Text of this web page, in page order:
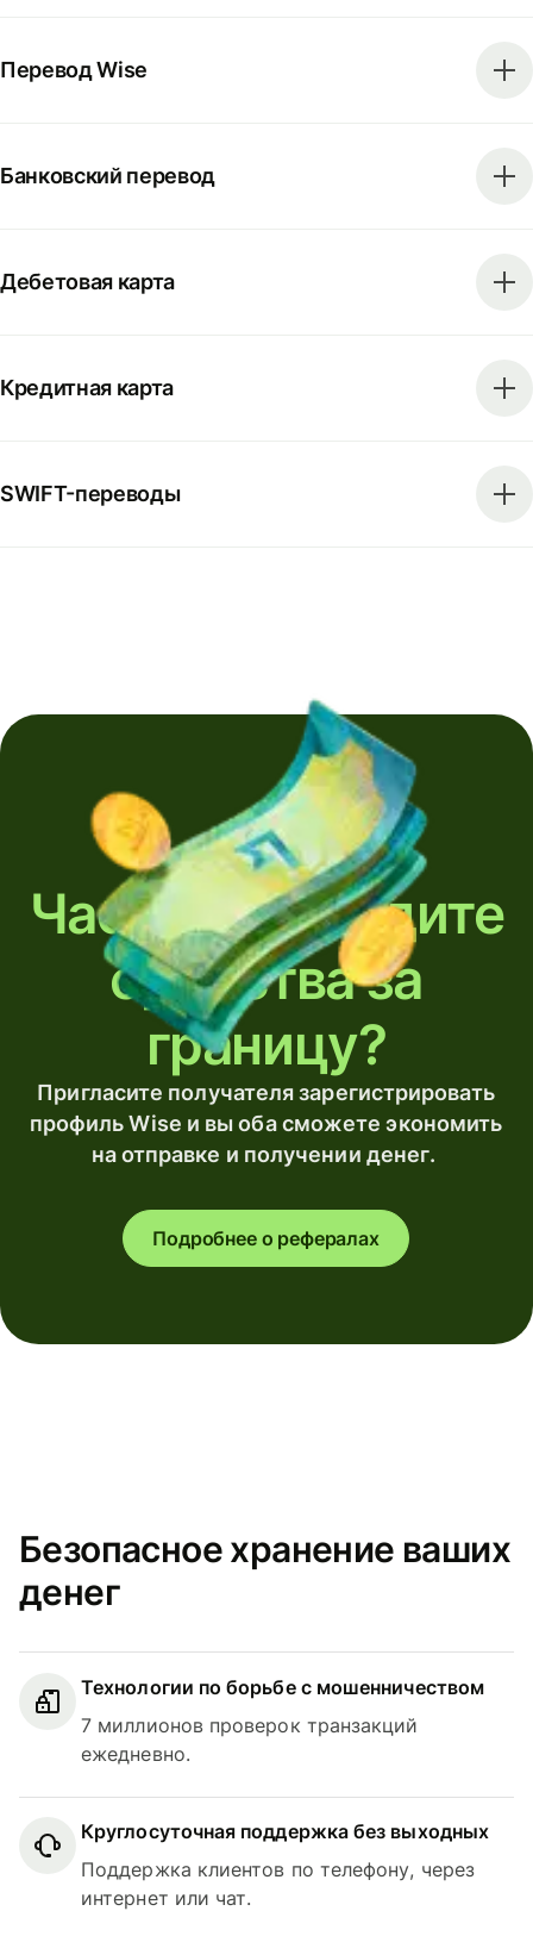
Перевод Wise
Банковский перевод
Дебетовая карта
Кредитная карта
SWIFT-переводы
Часто переводите
средства за
границу?
Пригласите получателя зарегистрировать
профиль Wise и вы оба сможете экономить
на отправке и получении денег.
Подробнее о рефералах
Безопасное хранение ваших
денег
Технологии по борьбе с мошенничеством
7 миллионов проверок транзакций
ежедневно.
Круглосуточная поддержка без выходных
Поддержка клиентов по телефону, через
интернет или чат.